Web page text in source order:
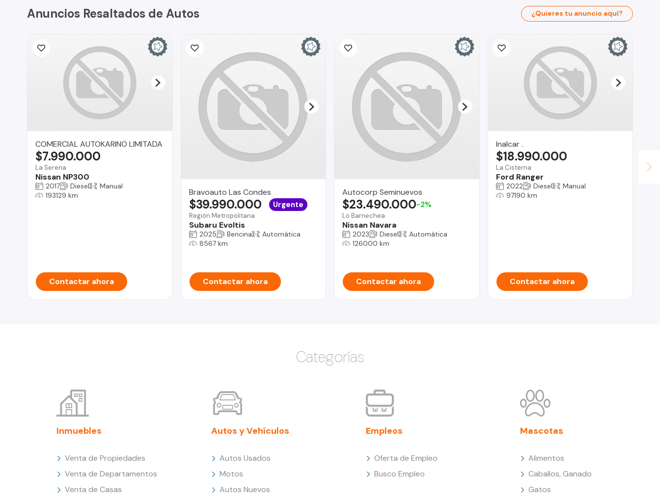
Anuncios Resaltados de Autos ¿Quieres tu anuncio aquí?
COMERCIAL AUTOKARINO LIMITADA
La Serena
Nissan NP300
$7.990.000
2017 Diesel
Manual
193129 km
Contactar ahora
Bravoauto Las Condes
Región Metropolitana
Subaru Evoltis
$39.990.000 Urgente
2025 Bencina
Automática
8567 km
Contactar ahora
Autocorp Seminuevos
Lo Barnechea
Nissan Navara
$23.490.000-2%
2023 Diesel
Automática
126000 km
Contactar ahora
Inalcar .
La Cisterna
Ford Ranger
$18.990.000
2022 Diesel
Manual
97190 km
Contactar ahora
Categorías
Inmuebles
Venta de Propiedades
Venta de Departamentos
Venta de Casas
Autos y Vehículos
Autos Usados
Motos
Autos Nuevos
Empleos
Oferta de Empleo
Busco Empleo
Mascotas
Alimentos
Caballos, Ganado
Gatos